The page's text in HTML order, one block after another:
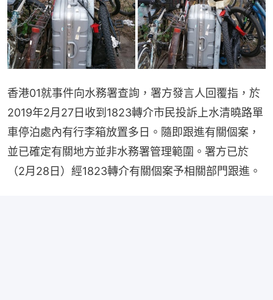
香港01就事件向水務署查詢，署方發言人回覆指，於
2019年2月27日收到1823轉介市民投訴上水清曉路單
車停泊處內有行李箱放置多日。隨即跟進有關個案，
並已確定有關地方並非水務署管理範圍。署方已於
（2月28日）經1823轉介有關個案予相關部門跟進。